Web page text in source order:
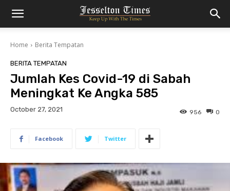
Home Berita Tempatan
BERITA TEMPATAN
Jumlah Kes Covid-19 di Sabah
Meningkat Ke Angka 585
October 27, 2021 0
956
Facebook Twitter